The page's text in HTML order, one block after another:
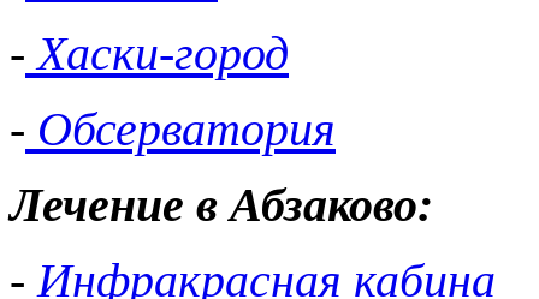
- Хаски-город
- Обсерватория
Лечение в Абзаково:
- Инфракрасная кабина